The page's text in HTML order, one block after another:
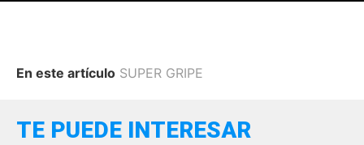
En este artículo SUPER GRIPE
TE PUEDE INTERESAR